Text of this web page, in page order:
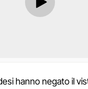
hanno negato il